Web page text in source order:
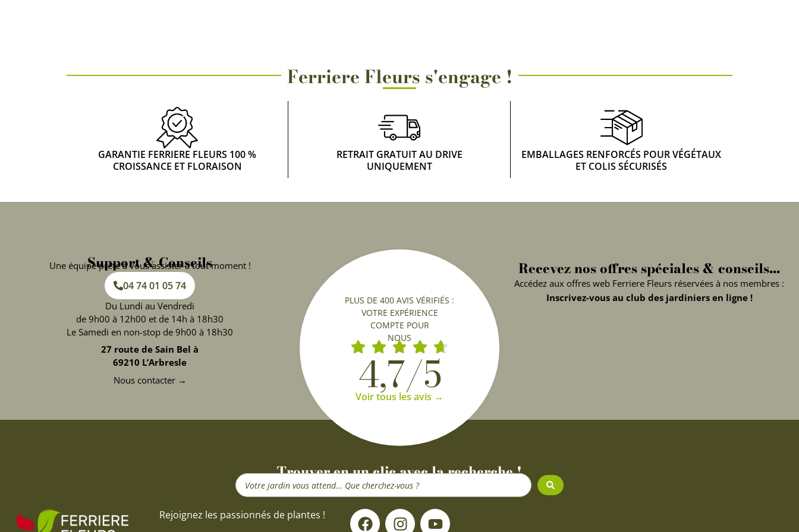
Bulbes du Potager
Ferriere Fleurs s'engage !
GARANTIE FERRIERE FLEURS 100 %
CROISSANCE ET FLORAISON
RETRAIT GRATUIT AU DRIVE
UNIQUEMENT
EMBALLAGES RENFORCÉS POUR VÉGÉTAUX
ET COLIS SÉCURISÉS
Support & Conseils
Une équipe prête à vous assister à tout moment !
04 74 01 05 74
Du Lundi au Vendredi
de 9h00 à 12h00 et de 14h à 18h30
Le Samedi en non-stop de 9h00 à 18h30
27 route de Sain Bel à
69210 L’Arbresle
Nous contacter →
PLUS DE 400 AVIS VÉRIFIÉS :
VOTRE EXPÉRIENCE
COMPTE POUR
NOUS
4,7/5
Voir tous les avis →
Recevez nos offres spéciales & conseils...
Accédez aux offres web Ferriere Fleurs réservées à nos membres :
Inscrivez-vous au club des jardiniers en ligne !
Trouver en un clic avec la recherche !
Search
...
Rejoignez les passionnés de plantes ! F I Y